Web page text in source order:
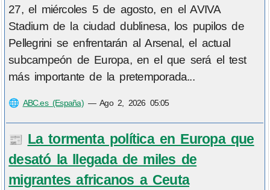
27, el miércoles 5 de agosto, en el AVIVA
Stadium de la ciudad dublinesa, los pupilos de
Pellegrini se enfrentarán al Arsenal, el actual
subcampeón de Europa, en el que será el test
más importante de la pretemporada...
🌐 ABC.es (España)—Ago 2, 2026 05:05
📰 La tormenta política en Europa que
desató la llegada de miles de
migrantes africanos a Ceuta